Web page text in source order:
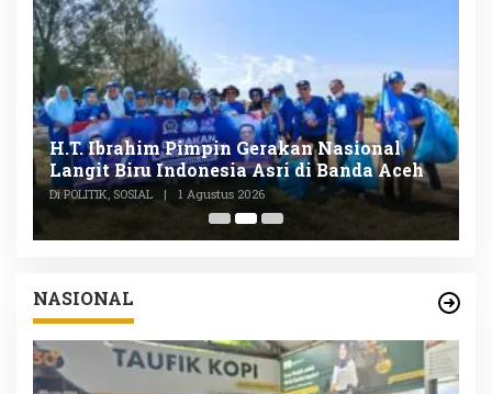
H.T. Ibrahim Pimpin Gerakan Nasional
Langit Biru Indonesia Asri di Banda Aceh
Di POLITIK, SOSIAL | 1 Agustus 2026
NASIONAL